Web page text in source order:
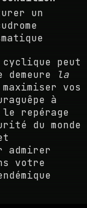
un
cyclique peut
la
vos
à
repérage
du monde
admirer
votre